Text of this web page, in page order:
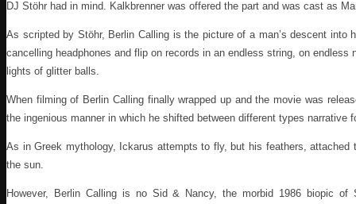
DJ Stöhr had in mind. Kalkbrenner was offered the part and was cast as
As scripted by Stöhr, Berlin Calling is the picture of a man’s descent
cancelling headphones and flip on records in an endless string, on
lights of glitter balls.
When filming of Berlin Calling finally wrapped up and the movie was
the ingenious manner in which he shifted between different types narrative
As in Greek mythology, Ickarus attempts to fly, but his feathers,
the sun.
However, Berlin Calling is no Sid & Nancy, the morbid 1986 biopic